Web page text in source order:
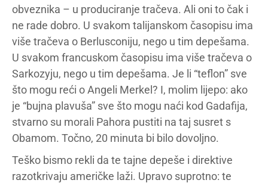
obveznika – u produciranje tračeva. Ali oni to čak i
ne rade dobro. U svakom talijanskom časopisu ima
više tračeva o Berlusconiju, nego u tim depešama.
U svakom francuskom časopisu ima više tračeva o
Sarkozyju, nego u tim depešama. Je li “teflon” sve
što mogu reći o Angeli Merkel? I, molim lijepo: ako
je “bujna plavuša” sve što mogu naći kod Gadafija,
stvarno su morali Pahora pustiti na taj susret s
Obamom. Točno, 20 minuta bi bilo dovoljno.
Teško bismo rekli da te tajne depeše i direktive
razotkrivaju američke laži. Upravo suprotno: te